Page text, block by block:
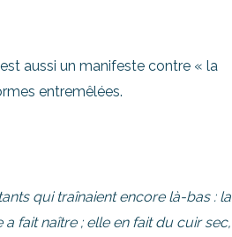
aussi un manifeste contre « la
entremêlées.
qui traînaient encore là-bas : la
fait naître ; elle en fait du cuir sec,